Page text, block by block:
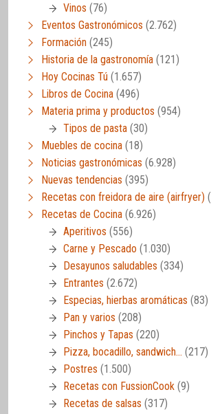
Vinos (76)
Eventos Gastronómicos (2.762)
Formación (245)
Historia de la gastronomía (121)
Hoy Cocinas Tú (1.657)
Libros de Cocina (496)
Materia prima y productos (954)
Tipos de pasta (30)
Muebles de cocina (18)
Noticias gastronómicas (6.928)
Nuevas tendencias (395)
Recetas con freidora de aire (airfryer)
Recetas de Cocina (6.926)
Aperitivos (556)
Carne y Pescado (1.030)
Desayunos saludables (334)
Entrantes (2.672)
Especias, hierbas aromáticas (83)
Pan y varios (208)
Pinchos y Tapas (220)
Pizza, bocadillo, sandwich… (217)
Postres (1.500)
Recetas con FussionCook (9)
Recetas de salsas (317)